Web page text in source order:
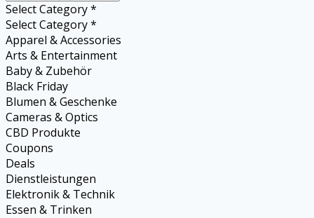
Select Category *
Select Category *
Apparel & Accessories
Arts & Entertainment
Baby & Zubehör
Black Friday
Blumen & Geschenke
Cameras & Optics
CBD Produkte
Coupons
Deals
Dienstleistungen
Elektronik & Technik
Essen & Trinken